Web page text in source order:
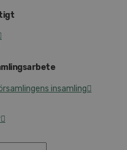
insamling